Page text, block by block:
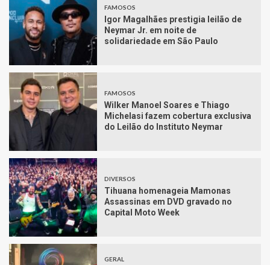
FAMOSOS
Igor Magalhães prestigia leilão de
Neymar Jr. em noite de
solidariedade em São Paulo
FAMOSOS
Wilker Manoel Soares e Thiago
Michelasi fazem cobertura exclusiva
do Leilão do Instituto Neymar
DIVERSOS
Tihuana homenageia Mamonas
Assassinas em DVD gravado no
Capital Moto Week
GERAL